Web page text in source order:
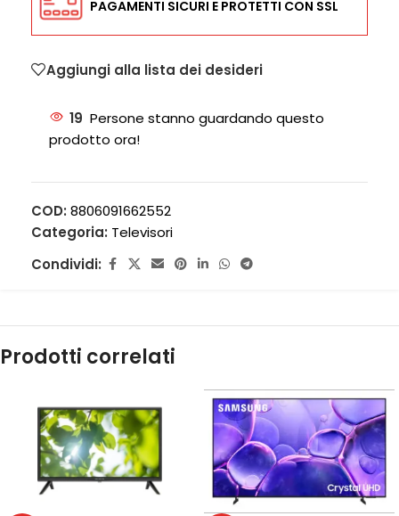
PAGAMENTI SICURI E PROTETTI CON SSL
Aggiungi alla lista dei desideri
19 Persone stanno guardando questo
prodotto ora!
COD: 8806091662552
Categoria: Televisori
Condividi:
Prodotti correlati